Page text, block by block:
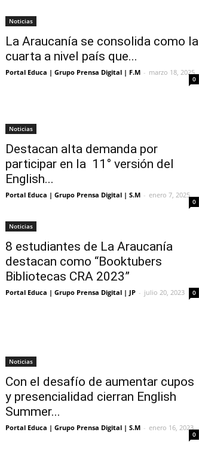
Noticias
La Araucanía se consolida como la
cuarta a nivel país que...
Portal Educa | Grupo Prensa Digital | F.M - marzo 18, 2025
0
Noticias
Destacan alta demanda por
participar en la 11° versión del
English...
Portal Educa | Grupo Prensa Digital | S.M - enero 7, 2025
0
Noticias
8 estudiantes de La Araucanía
destacan como “Booktubers
Bibliotecas CRA 2023”
Portal Educa | Grupo Prensa Digital | JP - julio 20, 2023 0
Noticias
Con el desafío de aumentar cupos
y presencialidad cierran English
Summer...
Portal Educa | Grupo Prensa Digital | S.M - enero 16, 2023
0